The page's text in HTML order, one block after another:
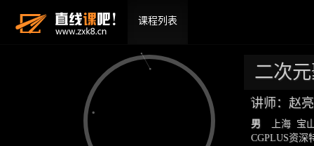
课程列表
二次
讲师：赵
男
上海 宝
CGPLUS资深